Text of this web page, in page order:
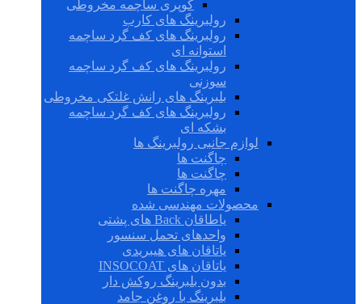
کوپری ساچمه مخروطی
رولبرینگ های کارب
رولبرینگ های کف گرد ساچمه
استوانه ای
رولبرینگ های کف گرد ساچمه
سوزنی
بلبرینگ های رانش غلتکی مخروطی
رولبرینگ های کف گرد ساچمه
بشکه ای
لوازم جانبی رولبرینگ ها
چاگنت ها
چاگنت ها
مهره چاگنت ها
محصولات مهندسی شده
یاطاقان Back های پشتی
واحدهای تحمل سنسور
یاتاقان های هیبریدی
یاتاقان های INSOCOAT
بدون بلبرینگ روکش دار
بلبرینگ با روغن جامد